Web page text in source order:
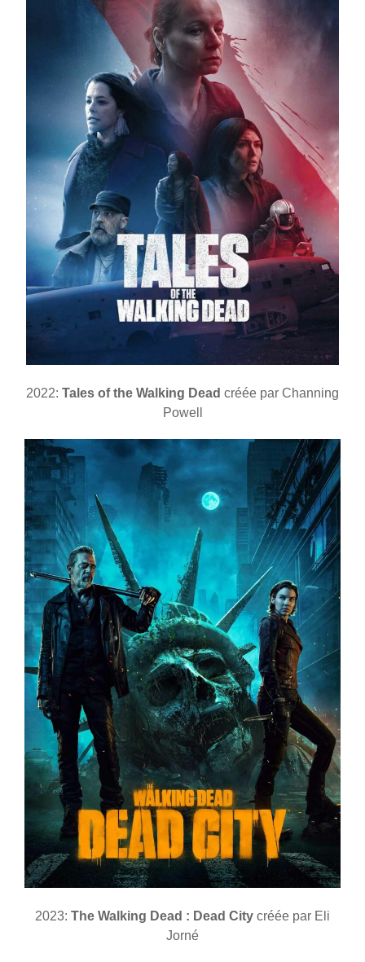
2022: Tales of the Walking Dead créée par Channing
Powell
2023: The Walking Dead : Dead City créée par Eli
Jorné